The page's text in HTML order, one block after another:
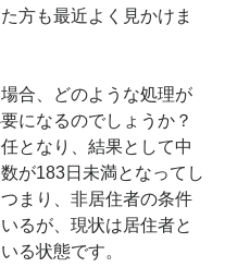
方も最近よく見かけま
合、どのような処理が
になるのでしょうか？
となり、結果として中
が183日未満となってし
まり、非居住者の条件
るが、現状は居住者と
る状態です。